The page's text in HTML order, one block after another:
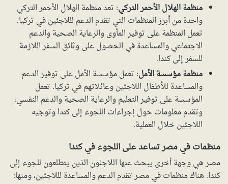
منظمة الهلال الأحمر التركي: تعد منظمة الهلال الأحمر التركي
واحدة من أبرز المنظمات التي تقدم الدعم لللاجئين في تركيا.
تعمل المنظمة على توفير المأوى والرعاية الصحية والدعم
الاجتماعي والمساعدة في الحصول على وثائق السفر اللازمة
للسفر إلى كندا.
منظمة مؤسسة الأمل: تعمل مؤسسة الأمل على توفير الدعم
والمساعدة للأطفال اللاجئين وعائلاتهم في تركيا. تعمل
المؤسسة على توفير التعليم والرعاية الصحية والدعم النفسي،
وتقدم معلومات حول إجراءات اللجوء إلى كندا وتوجيه
اللاجئين خلال العملية.
منظمات في مصر تساعد على اللجوء في كندا
مصر هي وجهة أخرى يبحث عنها اللاجئون الذين يتطلعون للجوء إلى
كندا. هناك منظمات في مصر تقدم الدعم والمساعدة لللاجئين، ومنها: